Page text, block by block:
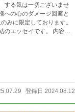
する気は一切ございませ
みに限定しております。
はいえ内容はあって内容
登録日 2024.08.12